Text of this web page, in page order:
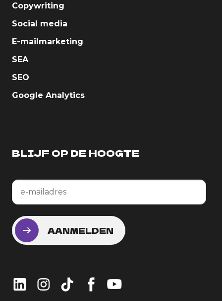
Copywriting
Social media
E-mailmarketing
SEA
SEO
Google Analytics
BLIJF OP DE HOOGTE